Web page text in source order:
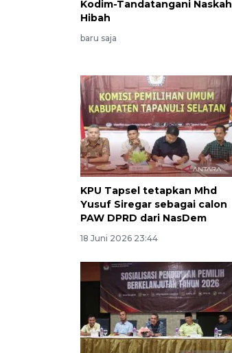
Kodim-Tandatangani Naskah
Hibah
baru saja
KPU Tapsel tetapkan Mhd
Yusuf Siregar sebagai calon
PAW DPRD dari NasDem
18 Juni 2026 23:44